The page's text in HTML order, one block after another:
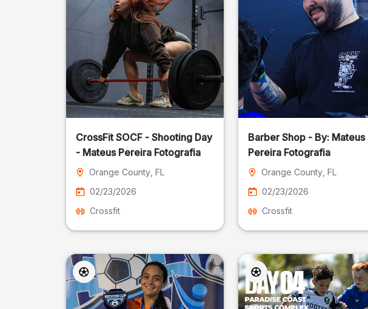
CrossFit SOCF - Shooting Day
- Mateus Pereira Fotografia
Orange County , FL
02/23/2026
Crossfit
Barber Shop - By: Mateus
Pereira Fotografia
Orange County, FL
02/23/2026
Crossfit